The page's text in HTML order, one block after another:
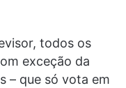
todos os
exceção da
– que só vota em